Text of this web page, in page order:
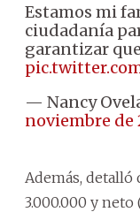
Estamos mi
ciudadanía
garantizar
— Nancy
noviembre de
Además, detalló
3.000.000 y neto